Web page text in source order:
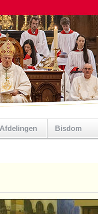
Afdelingen Bisdom